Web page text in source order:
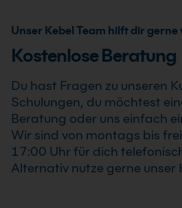
Multiprojektfunktionen.
Preise der Kurse verstehen sich
Unser Kebel Team hilft dir gerne
Kostenlose Beratung
Du hast Fragen zu unseren
Schulungen, du möchtest
Beratung oder uns einfach
Wir sind von montags bis
17:00 Uhr für dich
Alternativ nutze gerne